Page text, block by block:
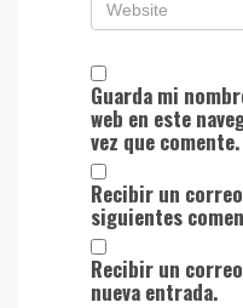
Guarda mi
web en este
vez que comente.
Recibir un
siguientes
Recibir un
nueva entrada.